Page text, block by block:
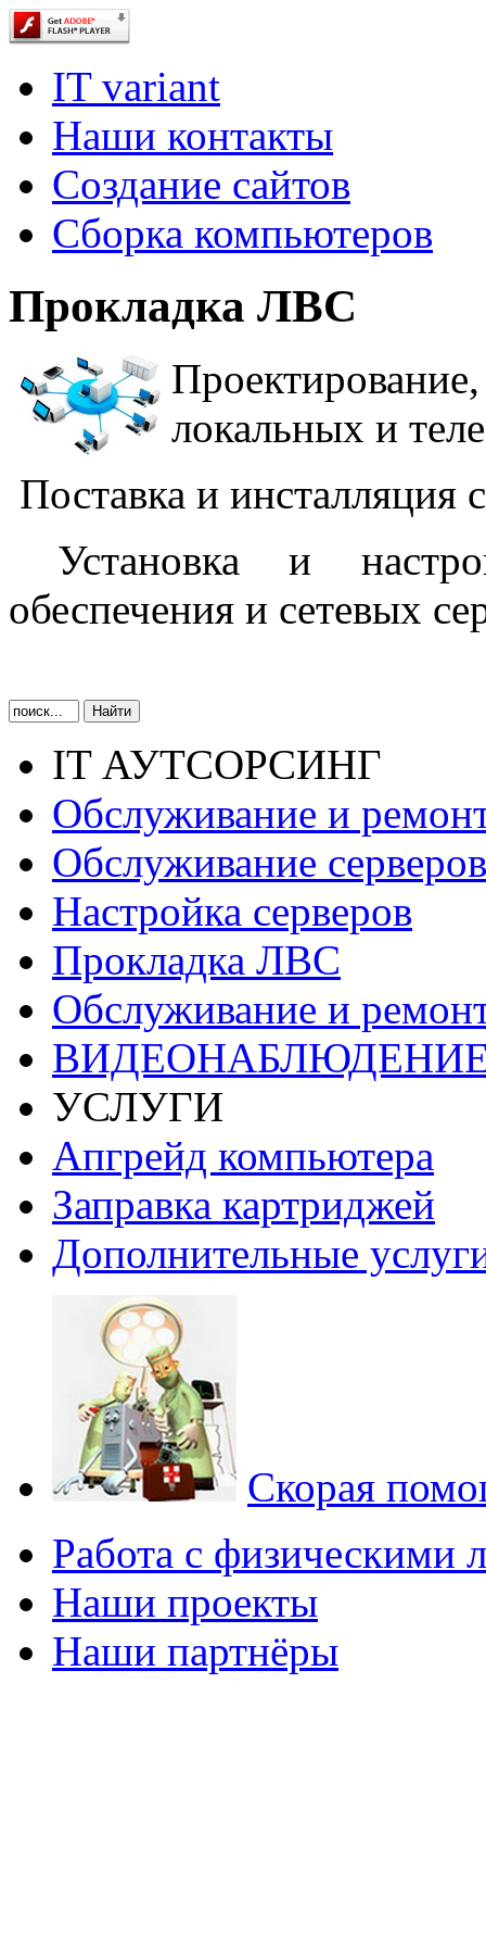
IT variant
Наши контакты
Создание сайтов
Сборка компьютеров
Прокладка ЛВС
локальных и
Поставка и инсталляция
Установка и
обеспечения и сетевых
IT АУТСОРСИНГ
Обслуживание и
Обслуживание
Настройка серверов
Прокладка ЛВС
Обслуживание и
УСЛУГИ
Апгрейд компьютера
Заправка картриджей
Дополнительные
Скорая
Работа с физическими
Наши проекты
Наши партнёры